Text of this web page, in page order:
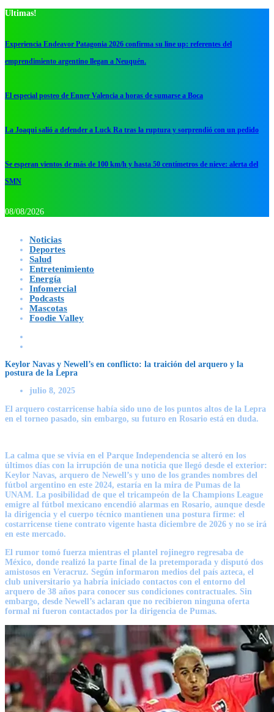
Ultimas!
Experiencia Endeavor Patagonia 2026 confirma su line up: referentes del
emprendimiento argentino llegan a Neuquén.
El especial posteo de Enner Valencia a horas de sumarse a Boca
La Joaqui salió a defender a Luck Ra tras la ruptura y sorprendió con un pedido
Se esperan vientos de más de 100 km/h y hasta 50 centímetros de nieve: alerta del
SMN
08/08/2026
Noticias
Deportes
Salud
Entretenimiento
Energía
Infomercial
Podcasts
Mascotas
Foodie Valley
Keylor Navas y Newell’s en conflicto: la traición del arquero y la
postura de la Lepra
julio 8, 2025
El arquero costarricense había sido uno de los puntos altos de la Lepra
en el torneo pasado, sin embargo, su futuro en Rosario está en duda.
La calma que se vivía en el Parque Independencia se alteró en los
últimos días con la irrupción de una noticia que llegó desde el exterior:
Keylor Navas, arquero de Newell’s y uno de los grandes nombres del
fútbol argentino en este 2024, estaría en la mira de Pumas de la
UNAM. La posibilidad de que el tricampeón de la Champions League
emigre al fútbol mexicano encendió alarmas en Rosario, aunque desde
la dirigencia y el cuerpo técnico mantienen una postura firme: el
costarricense tiene contrato vigente hasta diciembre de 2026 y no se irá
en este mercado.
El rumor tomó fuerza mientras el plantel rojinegro regresaba de
México, donde realizó la parte final de la pretemporada y disputó dos
amistosos en Veracruz. Según informaron medios del país azteca, el
club universitario ya habría iniciado contactos con el entorno del
arquero de 38 años para conocer sus condiciones contractuales. Sin
embargo, desde Newell’s aclaran que no recibieron ninguna oferta
formal ni fueron contactados por la dirigencia de Pumas.